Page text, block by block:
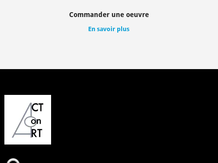
Commander une oeuvre
En savoir plus